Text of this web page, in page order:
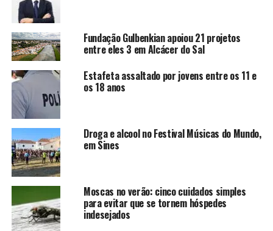
Fundação Gulbenkian apoiou 21 projetos
entre eles 3 em Alcácer do Sal
Estafeta assaltado por jovens entre os 11 e
os 18 anos
Droga e alcool no Festival Músicas do Mundo,
em Sines
Moscas no verão: cinco cuidados simples
para evitar que se tornem hóspedes
indesejados